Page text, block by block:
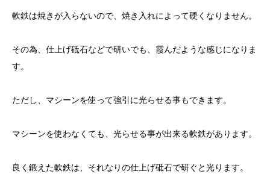
軟鉄は焼きが入らないので、焼き入れによって硬くなりません。
その為、仕上げ砥石などで研いでも、霞んだような感じになりま
す。
ただし、マシーンを使って強引に光らせる事もできます。
マシーンを使わなくても、光らせる事が出来る軟鉄があります。
良く鍛えた軟鉄は、それなりの仕上げ砥石で研ぐと光ります。